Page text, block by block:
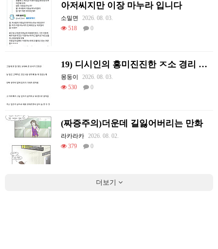
아저씨지만 이장 마누라 입니다
소밀면
2026. 08. 03.
518
0
19) 디시인의 흥미진진한 ㅈ소 경리 ㄸ먹은 썰
몽둥이
2026. 08. 03.
530
0
(짜증주의)더운데 길잃어버리는 만화
라카라카 2026. 08. 02.
379
0
더보기